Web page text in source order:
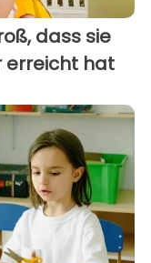
dass sie
erreicht hat